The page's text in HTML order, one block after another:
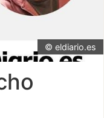
© eldiario.es